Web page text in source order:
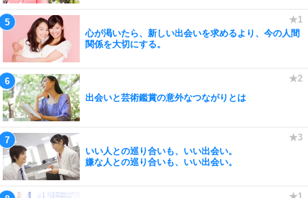
心が渇いたら、新しい出会いを求めるより、今の人間
関係を大切にする。
出会いと芸術鑑賞の意外なつながりとは
いい人との巡り合いも、いい出会い。
嫌な人との巡り合いも、いい出会い。